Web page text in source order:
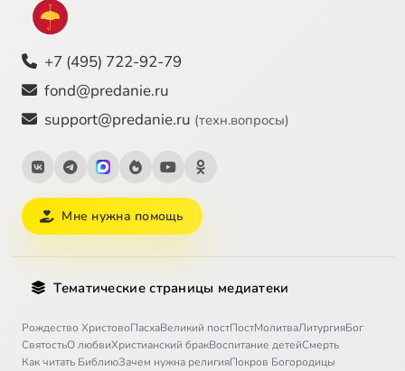
+7 (495) 722-92-79
fond@predanie.ru
support@predanie.ru (техн.вопросы)
Мне нужна помощь
Тематические страницы медиатеки
Рождество ХристовоПасхаВеликий постПостМолитваЛитургияБог
СвятостьО любвиХристианский бракВоспитание детейСмерть
Как читать БиблиюЗачем нужна религияПокров Богородицы